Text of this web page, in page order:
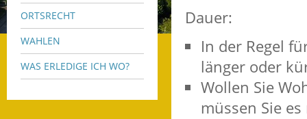
ORTSRECHT
WAHLEN
WAS ERLEDIGE ICH WO?
Dauer:
In der Regel
länger oder
Wollen Sie
müssen Sie